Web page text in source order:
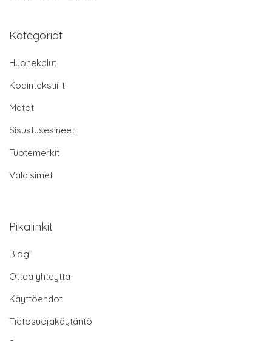
Kategoriat
Huonekalut
Kodintekstiilit
Matot
Sisustusesineet
Tuotemerkit
Valaisimet
Pikalinkit
Blogi
Ottaa yhteyttä
Käyttöehdot
Tietosuojakäytäntö